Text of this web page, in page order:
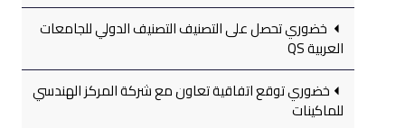
خضوري تحصل على التصنيف التصنيف الدولي للجامعات
العربية QS
خضوري توقع اتفاقية تعاون مع شركة المركز الهندسي
للماكينات